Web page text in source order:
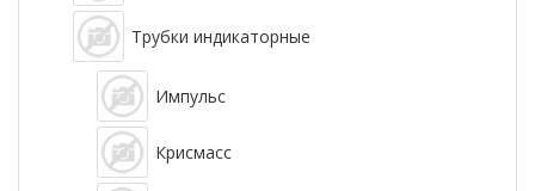
Трубки индикаторные
Импульс
Крисмасс